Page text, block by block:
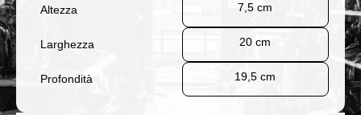
Altezza 7,5 cm
Larghezza 20 cm
Profondità 19,5 cm